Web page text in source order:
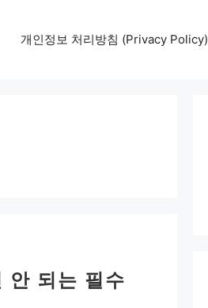
개인정보 처리방침 (Privacy Policy)
안 되는 필수